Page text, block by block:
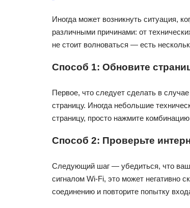
Иногда может возникнуть ситуация,
различными причинами: от
не стоит волноваться — есть
Способ 1: Обновите
Первое, что следует сделать в
страницу. Иногда небольшие
страницу, просто нажмите
Способ 2: Проверьте
Следующий шаг — убедиться, что
сигналом Wi-Fi, это может негативно
соединению и повторите попытку